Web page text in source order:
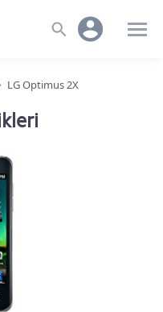
LG Optimus 2X